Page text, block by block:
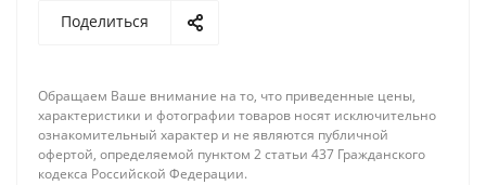
Поделиться
Обращаем Ваше внимание на то, что приведенные цены,
характеристики и фотографии товаров носят исключительно
ознакомительный характер и не являются публичной
офертой, определяемой пунктом 2 статьи 437 Гражданского
кодекса Российской Федерации.